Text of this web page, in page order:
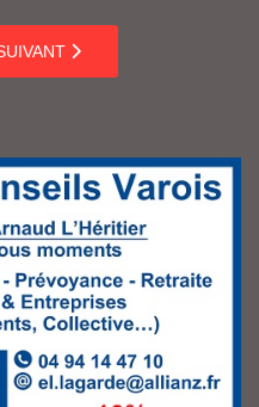
JEUNES DE MAR VIVO.
SUIVANT : SUITE